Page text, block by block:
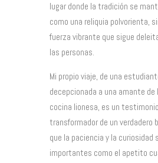
lugar donde la tradición se
como una reliquia polvorienta,
fuerza vibrante que sigue
las personas.
Mi propio viaje, de una
decepcionada a una amante
cocina lionesa, es un
transformador de un verdadero
que la paciencia y la curiosidad
importantes como el apetito